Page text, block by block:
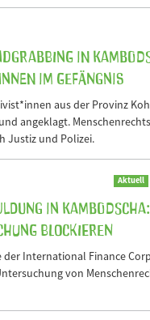
in
im Gefängnis
aus der Provinz
angeklagt.
Justiz und Polizei.
Aktuell
in
blockieren
International Finance
von